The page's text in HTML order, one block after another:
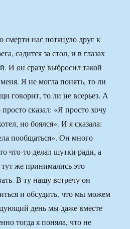
смерти нас потянуло друг к
садится за стол, и в глазах
И он сразу выбросил такой
Я не могла понять, то ли
говорит, то ли не всерьез. А
сказал: «Я просто хочу
но боялся». И я сказала:
пообщаться». Он много
что-то делал шутки ради, а
же принимались это
В ту нашу встречу он
и обсудить, что мы можем
день мы даже вместе
тогда я поняла, что не